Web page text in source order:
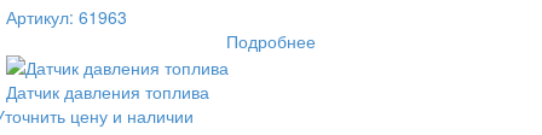
Артикул: 61963
Подробнее
Датчик давления топлива
цену и наличии